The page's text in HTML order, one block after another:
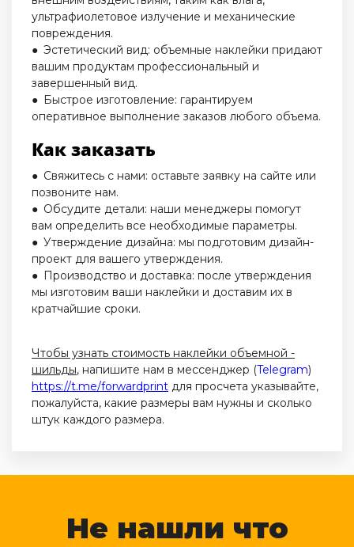
ультрафиолетовое излучение и механические
повреждения.
● Эстетический вид: объемные наклейки придают
вашим продуктам профессиональный и
завершенный вид.
● Быстрое изготовление: гарантируем
оперативное выполнение заказов любого объема.
Как заказать
● Свяжитесь с нами: оставьте заявку на сайте или
позвоните нам.
● Обсудите детали: наши менеджеры помогут
вам определить все необходимые параметры.
● Утверждение дизайна: мы подготовим дизайн-
проект для вашего утверждения.
● Производство и доставка: после утверждения
мы изготовим ваши наклейки и доставим их в
кратчайшие сроки.
Чтобы узнать стоимость наклейки объемной -
шильды, напишите нам в мессенджер (Telegram)
https://t.me/forwardprint для просчета указывайте,
пожалуйста, какие размеры вам нужны и сколько
штук каждого размера.
Не нашли что